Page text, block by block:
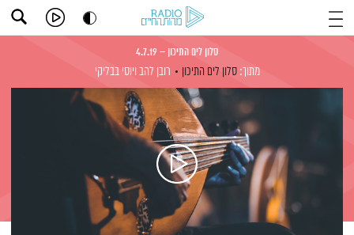
סלון לים התיכון – 4.7.19
מתוך: סלון לים התיכון רובן להב ויוסי בבליקי